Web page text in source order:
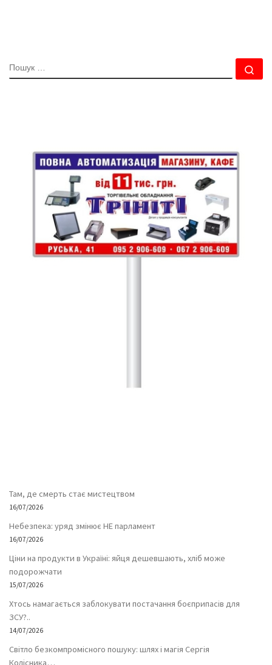
ПОШУК
Там, де смерть стає мистецтвом
16/07/2026
Небезпека: уряд змінює НЕ парламент
16/07/2026
Ціни на продукти в Україні: яйця дешевшають, хліб може
подорожчати
15/07/2026
Хтось намагається заблокувати постачання боєприпасів для
ЗСУ?..
14/07/2026
Світло безкомпромісного пошуку: шлях і магія Сергія
Колісника…